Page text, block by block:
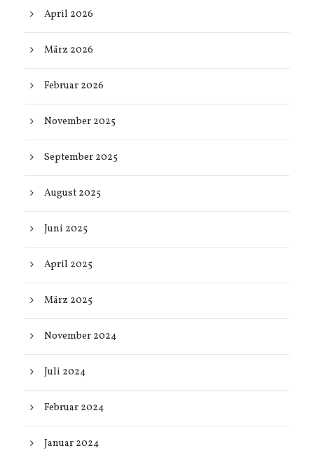
April 2026
März 2026
Februar 2026
November 2025
September 2025
August 2025
Juni 2025
April 2025
März 2025
November 2024
Juli 2024
Februar 2024
Januar 2024